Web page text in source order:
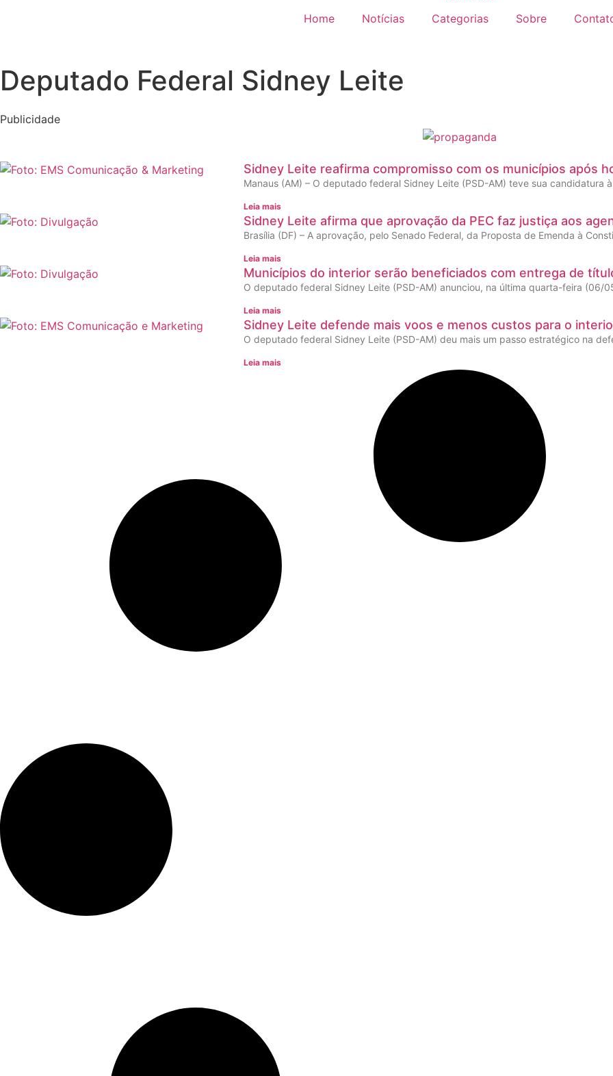
Home Notícias Categorias Sobre
Deputado Federal Sidney Leite
Publicidade
Sidney Leite reafirma compromisso com os municípios após
Manaus (AM) – O deputado federal Sidney Leite (PSD-AM) teve sua candidatura
Leia mais
Sidney Leite afirma que aprovação da PEC faz justiça aos
Brasília (DF) – A aprovação, pelo Senado Federal, da Proposta de Emenda à
Leia mais
Municípios do interior serão beneficiados com entrega de
O deputado federal Sidney Leite (PSD-AM) anunciou, na última quarta-feira (06/
Leia mais
Sidney Leite defende mais voos e menos custos para o
O deputado federal Sidney Leite (PSD-AM) deu mais um passo estratégico na
Leia mais